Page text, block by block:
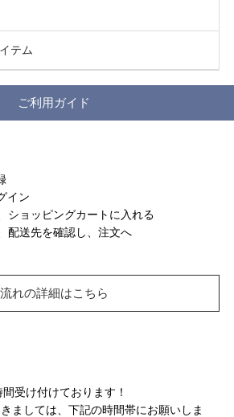
テム
ご利用ガイド
イン
ショッピングカートに入れる
配送先を確認し、注文へ
流れの詳細はこちら
受け付けております！
ましては、下記の時間帯にお願いしま